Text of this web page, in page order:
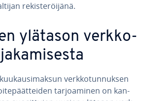
re­kis­te­röi­jä­nä.
ylätason verk­ko­
verk­ko­tun­nuk­sen
tar­joa­mi­nen on kan­